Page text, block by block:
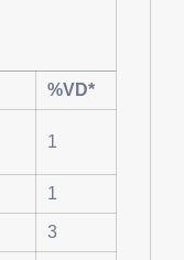
%VD*
1
1
3